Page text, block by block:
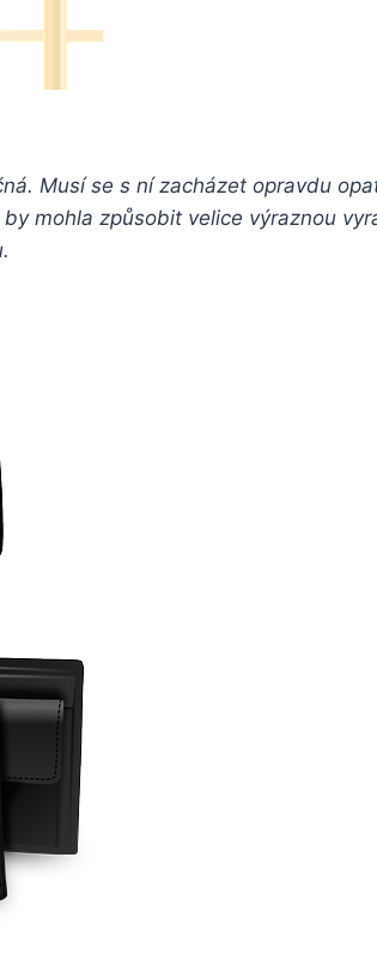
Musí se s ní zacházet opravdu
mohla způsobit velice výraznou